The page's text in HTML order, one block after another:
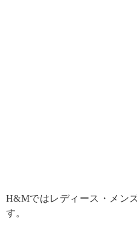
H&Mではレディース・メン
す。